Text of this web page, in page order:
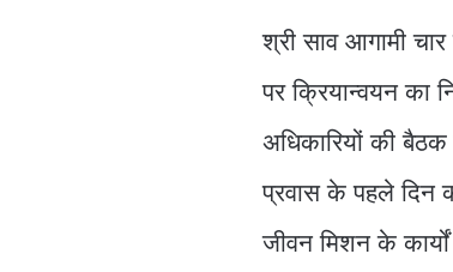
श्री साव आगामी
पर क्रियान्वयन का
अधिकारियों की
प्रवास के पहले दिन
जीवन मिशन के